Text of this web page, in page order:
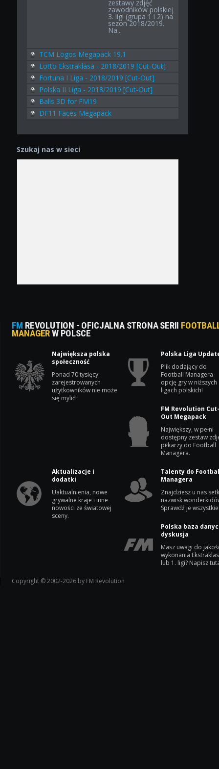
zestawy zdjęć
zawodników polskiej
3. ligi (grupa 1 i 2) na
sezon 2018/2019.
Na...
TCM Logos Megapack 19.1
Lotto Ekstraklasa - 2018/2019 [Cut-Out]
Fortuna I Liga - 2018/2019 [Cut-Out]
Polska II Liga - 2018/2019 [Cut-Out]
Balls 3D for FM19
DF11 Faces Megapack
Szukaj nas w sieci
FM REVOLUTION - OFICJALNA STRONA SERII
MANAGERW POLSCE
Największa polska
społeczność
Ponad 70 tysięcy
zarejestrowanych
użytkowników nie może
się mylić!
Polska Liga
Plik dodający do
Football Managera
opcję gry w niższych
ligach polskich!
FM Revolution
Out Megapack
Największy, w pełni
dostępny zestaw
piłkarzy do Football
Managera.
Aktualizacje i
dodatki
Uaktualnienia, nowe
grywalne kraje i inne
nowości ze światowej
sceny.
Talenty do
Managera
Znajdziesz u nas
nazwisk
Sprawdź je
Polska baza
dyskusja
Masz uwagi do
wykonania
lub 1. ligi? Napisz
Copyright © 2002-2026 by FM Revolution